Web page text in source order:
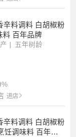
辛料调料 白胡椒粉
料 百年品牌
五年树龄
进店
辛料调料 白胡椒粉
饪调味料 百年品